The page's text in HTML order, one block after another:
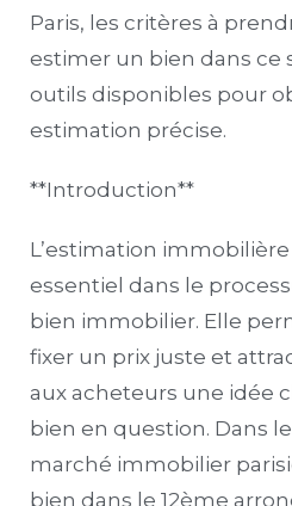
Paris, les critères à
estimer un bien dans ce
outils disponibles pour
estimation précise.
**Introduction**
L’estimation
essentiel dans le
bien immobilier. Elle
fixer un prix juste et
aux acheteurs une idée
bien en question. Dans
marché immobilier
bien dans le 12ème